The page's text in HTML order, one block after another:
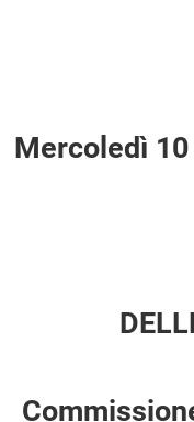
Mercoledì